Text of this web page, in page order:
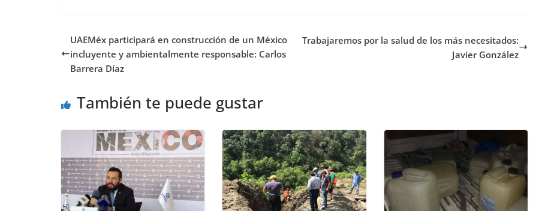
UAEMéx participará en construcción de un México
incluyente y ambientalmente responsable: Carlos
Barrera Díaz
Trabajaremos por la salud de los más necesitados:
Javier González
También te puede gustar